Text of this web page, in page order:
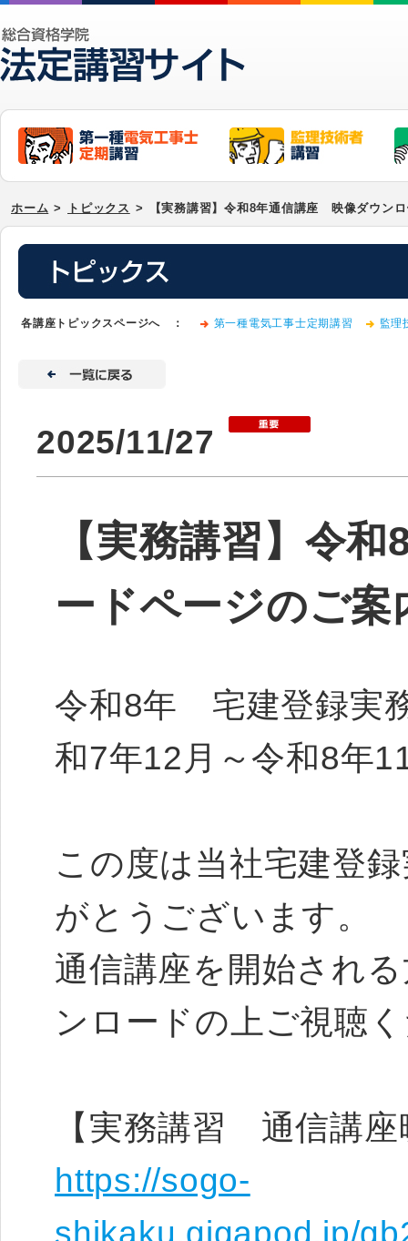
ホーム > トピックス > 【実務講習】令和8年通信講座 映像ダウン
各講座トピックスページへ ： 第一種電気工事士定期講習 監理
2025/11/27
【実務講習】令
ードページのご案
令和8年 宅建登録実
和7年12月～令和8年
この度は当社宅建登
がとうございます。
通信講座を開始され
ンロードの上ご視聴
【実務講習 通信講
https://sogo-
shikaku.gigapod.jp/